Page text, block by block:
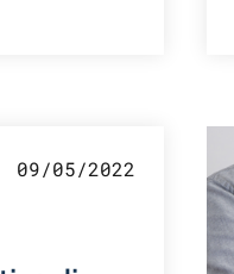
09/05/2022